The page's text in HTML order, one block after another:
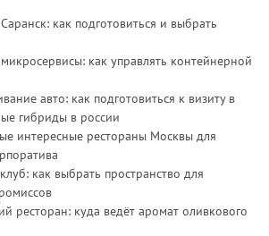
как подготовиться и выбрать
как управлять контейнерной
авто: как подготовиться к визиту в
гибриды в россии
интересные рестораны Москвы для
как выбрать пространство для
ресторан: куда ведёт аромат оливкового